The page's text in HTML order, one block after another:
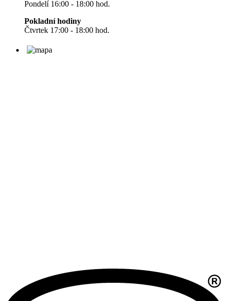
Pondelí 16:00 - 18:00 hod.
Pokladní hodiny
Čtvrtek 17:00 - 18:00 hod.